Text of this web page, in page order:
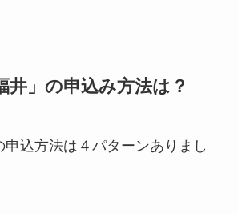
井」の申込み方法は？
申込方法は４パターンありまし